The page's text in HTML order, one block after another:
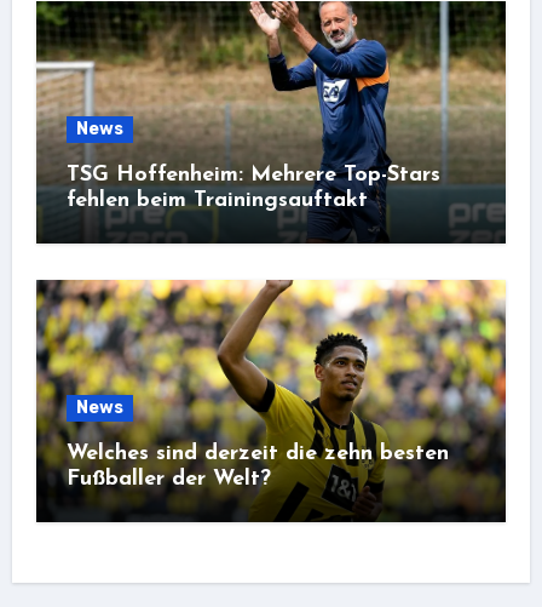
News
TSG Hoffenheim: Mehrere Top-Stars
fehlen beim Trainingsauftakt
News
Welches sind derzeit die zehn besten
Fußballer der Welt?